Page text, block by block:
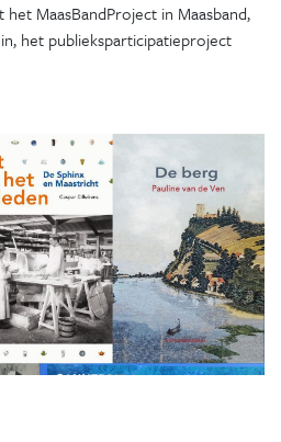
MaasBandProject in Maasband,
het publieksparticipatieproject